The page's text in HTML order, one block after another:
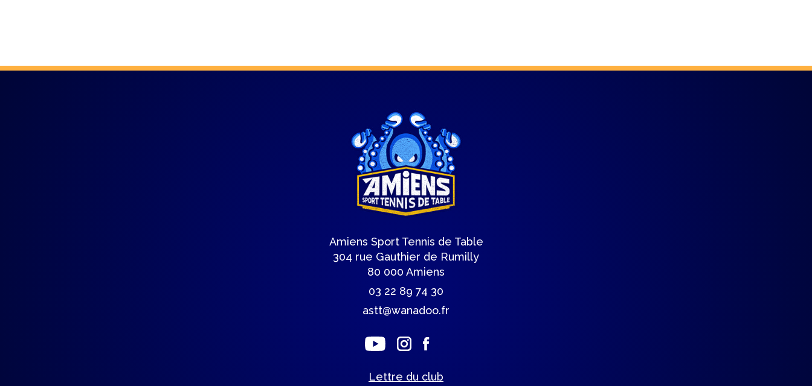
Amiens Sport Tennis de Table
304 rue Gauthier de Rumilly
80 000 Amiens
03 22 89 74 30
astt@wanadoo.fr
Lettre du club